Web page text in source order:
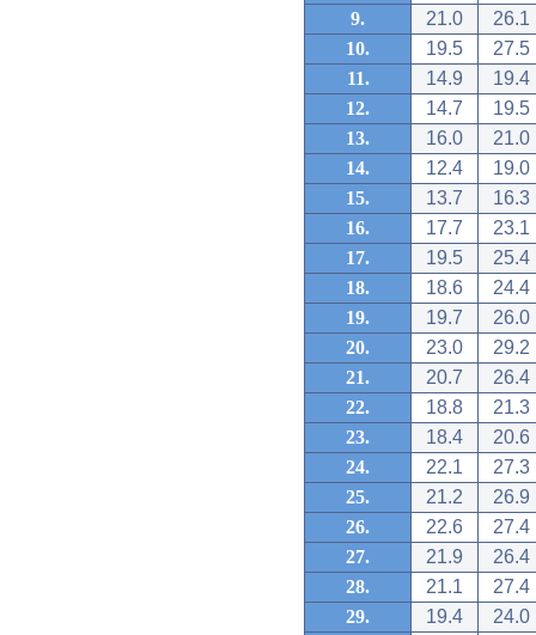
9.
21.0
26.1
10.
19.5
27.5
11.
14.9
19.4
12.
14.7
19.5
13.
16.0
21.0
14.
12.4
19.0
15.
13.7
16.3
16.
17.7
23.1
17.
19.5
25.4
18.
18.6
24.4
19.
19.7
26.0
20.
23.0
29.2
21.
20.7
26.4
22.
18.8
21.3
23.
18.4
20.6
24.
22.1
27.3
25.
21.2
26.9
26.
22.6
27.4
27.
21.9
26.4
28.
21.1
27.4
29.
19.4
24.0